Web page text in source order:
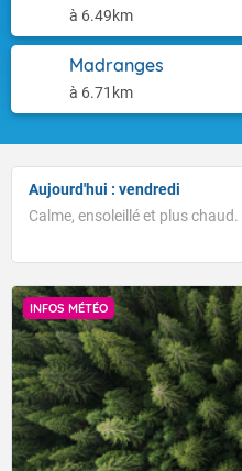
à 6.49km
Madranges
à 6.71km
Aujourd'hui : vendredi
Calme, ensoleillé et plus chaud.
INFOS MÉTÉO